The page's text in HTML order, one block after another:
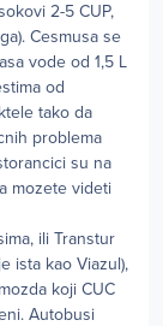
2-5 CUP,
Cesmusa se
vode od 1,5 L
od
tako da
problema
su na
mozete videti
ili Transtur
ista kao Viazul),
koji CUC
Autobusi